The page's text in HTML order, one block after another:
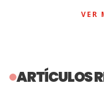
VER
ARTÍCULOS